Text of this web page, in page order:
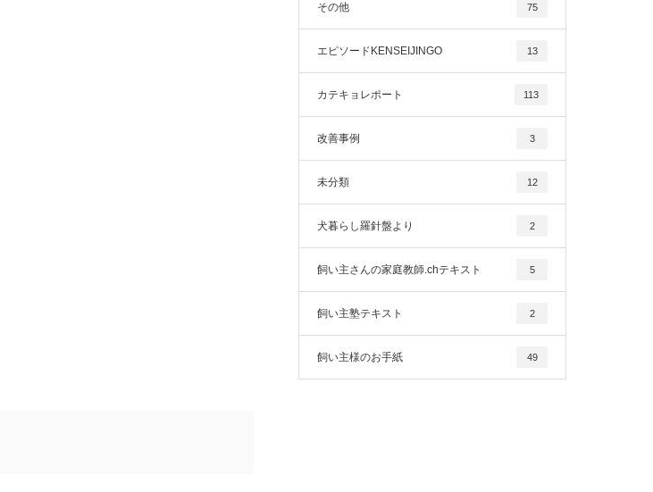
その他 75
エピソードKENSEIJINGO 13
カテキョレポート 113
改善事例 3
未分類 12
犬暮らし羅針盤より 2
飼い主さんの家庭教師.chテキスト 5
飼い主塾テキスト 2
飼い主様のお手紙 49